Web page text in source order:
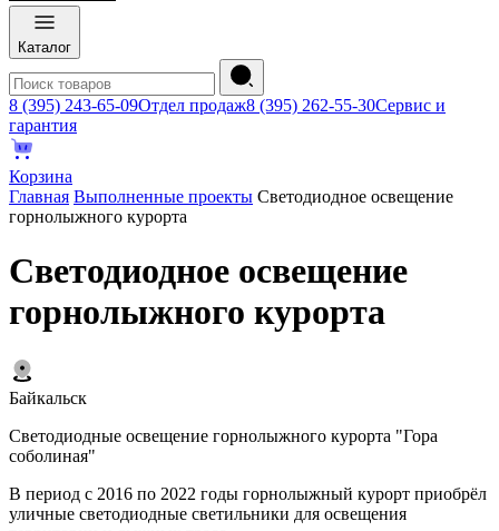
Каталог
8 (395) 243-65-09Отдел продаж8 (395) 262-55-30Сервис и
гарантия
Корзина
Главная Выполненные проекты Светодиодное освещение
горнолыжного курорта
Светодиодное освещение
горнолыжного курорта
Байкальск
Светодиодные освещение горнолыжного курорта "Гора
соболиная"
В период с 2016 по 2022 годы горнолыжный курорт приобрёл
уличные светодиодные светильники для освещения